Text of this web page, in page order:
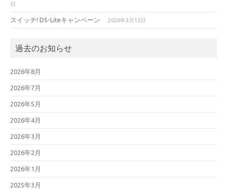
日
スイッチ! DS-Liteキャンペーン 2026年3月13日
過去のお知らせ
2026年8月
2026年7月
2026年5月
2026年4月
2026年3月
2026年2月
2026年1月
2025年3月